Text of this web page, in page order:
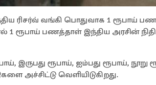
ரிசர்வ் வங்கி பொதுவாக 1 ரூபாய்
1 ரூபாய் பணத்தாள் இந்திய அரசின்
இருபது ரூபாய், ஐம்பது ரூபாய், நூறு
அச்சிட்டு வெளியிடுகிறது.